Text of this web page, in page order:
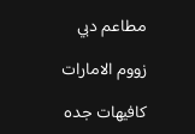
مطاعم دبي
زووم الامارات
كافيهات جده